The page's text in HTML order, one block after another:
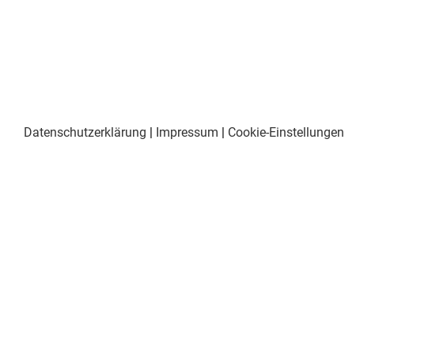
Datenschutzerklärung | Impressum | Cookie-Einstellungen